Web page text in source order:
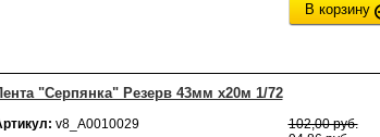
В корзину
"Серпянка" Резерв 43мм х20м 1/72
v8_А0010029
102,00 руб.